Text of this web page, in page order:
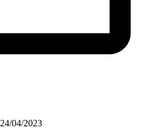
24/04/2023